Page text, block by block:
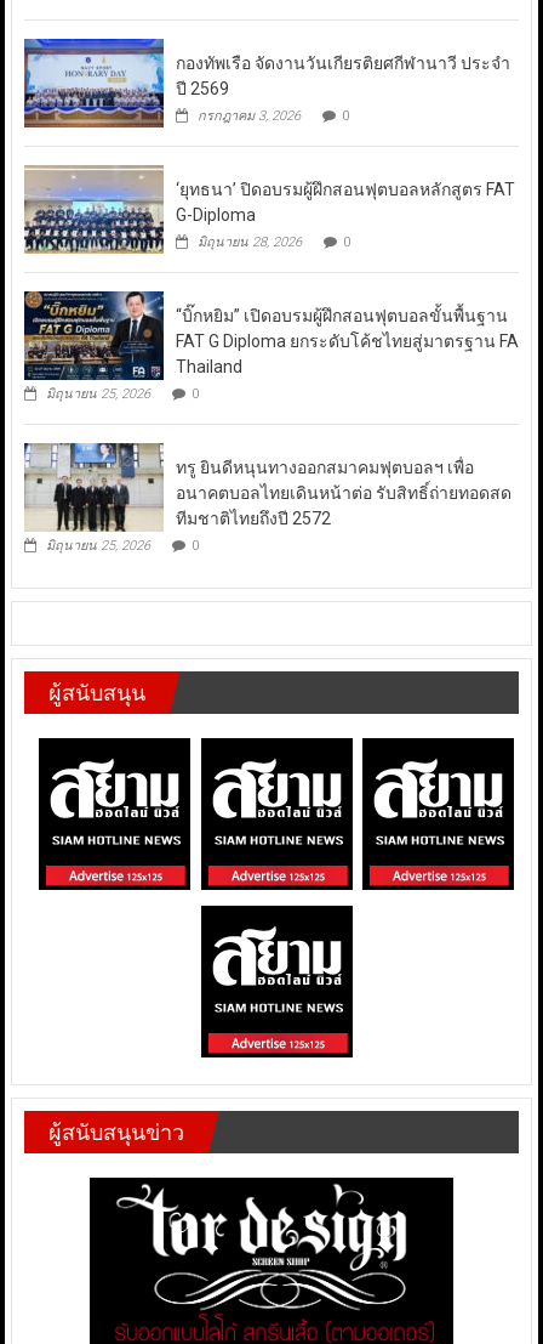
กองทัพเรือ จัดงานวันเกียรติยศกีฬานาวี ประจำ
ปี 2569
กรกฎาคม 3, 2026 0
‘ยุทธนา’ ปิดอบรมผู้ฝึกสอนฟุตบอลหลักสูตร FAT
G-Diploma
มิถุนายน 28, 2026 0
“บิ๊กหยิม” เปิดอบรมผู้ฝึกสอนฟุตบอลขั้นพื้นฐาน
FAT G Diploma ยกระดับโค้ชไทยสู่มาตรฐาน FA
Thailand
มิถุนายน 25, 2026 0
ทรู ยินดีหนุนทางออกสมาคมฟุตบอลฯ เพื่อ
อนาคตบอลไทยเดินหน้าต่อ รับสิทธิ์ถ่ายทอดสด
ทีมชาติไทยถึงปี 2572
มิถุนายน 25, 2026 0
ผู้สนับสนุน
ผู้สนับสนุนข่าว